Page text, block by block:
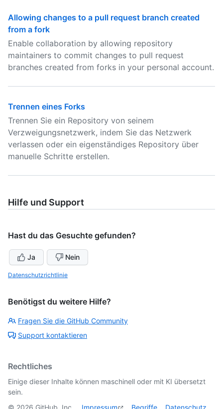
Allowing changes to a pull request branch created
from a fork
Enable collaboration by allowing repository
maintainers to commit changes to pull request
branches created from forks in your personal account.
Trennen eines Forks
Trennen Sie ein Repository von seinem
Verzweigungsnetzwerk, indem Sie das Netzwerk
verlassen oder ein eigenständiges Repository über
manuelle Schritte erstellen.
Hilfe und Support
Hast du das Gesuchte gefunden?
Ja Nein
Datenschutzrichtlinie
Benötigst du weitere Hilfe?
Fragen Sie die GitHub Community
Support kontaktieren
Rechtliches
Einige dieser Inhalte können maschinell oder mit KI übersetzt
sein.
© 2026 GitHub, Inc. Impressum Begriffe Datenschutz